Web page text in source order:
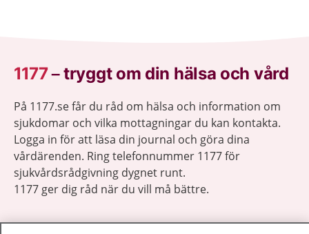
1177–tryggt om din hälsa och vård
På 1177.se får du råd om hälsa och information om
sjukdomar och vilka mottagningar du kan kontakta.
Logga in för att läsa din journal och göra dina
vårdärenden. Ring telefonnummer 1177 för
sjukvårdsrådgivning dygnet runt.
1177 ger dig råd när du vill må bättre.